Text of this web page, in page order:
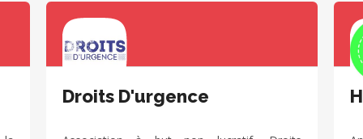
Droits D'urgence